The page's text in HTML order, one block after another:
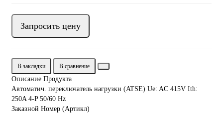
Запросить цену
В закладки В сравнение
Описание Продукта
Автоматич. переключатель нагрузки (ATSE) Ue: AC 415V Ith:
250A 4-P 50/60 Hz
Заказной Номер (Артикл)